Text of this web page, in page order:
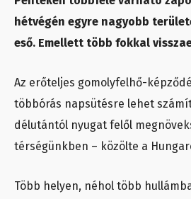
hétvégén egyre nagyobb
eső. Emellett több fokkal
Az erőteljes gomolyfelhő-
többórás napsütésre lehet
délutántól nyugat felől
térségünkben – közölte a
Több helyen, néhol több